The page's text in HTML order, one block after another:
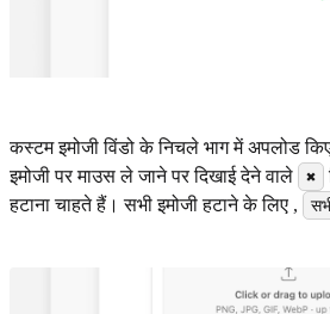
कस्टम इमोजी विंडो के निचले भाग में अपलोड
इमोजी पर माउस ले जाने पर दिखाई देने वाले
✖️
हटाना चाहते हैं। सभी इमोजी हटाने के लिए ,